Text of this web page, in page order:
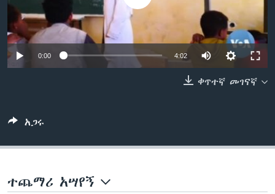
ቋንቋዎች
0:00 4:02
ቀጥተኛ መገናኛ
አጋሩ
ተጨማሪ አሣየኝ